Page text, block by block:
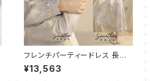
フレンチパーティードレス 長袖
ワンピース/マーメイドライン
¥13,563